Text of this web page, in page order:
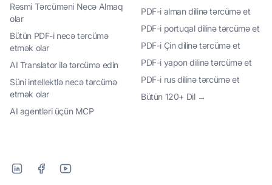
Rəsmi Tərcüməni Necə Almaq
olar
Bütün PDF-i necə tərcümə
etmək olar
AI Translator ilə tərcümə edin
Süni intellektlə necə tərcümə
etmək olar
AI agentləri üçün MCP
PDF-i alman dilinə tərcümə et
PDF-i portuqal dilinə tərcümə et
PDF-i Çin dilinə tərcümə et
PDF-i yapon dilinə tərcümə et
PDF-i rus dilinə tərcümə et
Bütün 120+ Dil →